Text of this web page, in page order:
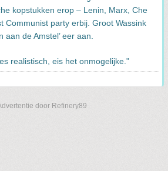
kopstukken erop – Lenin, Marx, Che
Communist party erbij. Groot Wassink
aan de Amstel’ eer aan.
realistisch, eis het onmogelijke."
door Refinery89